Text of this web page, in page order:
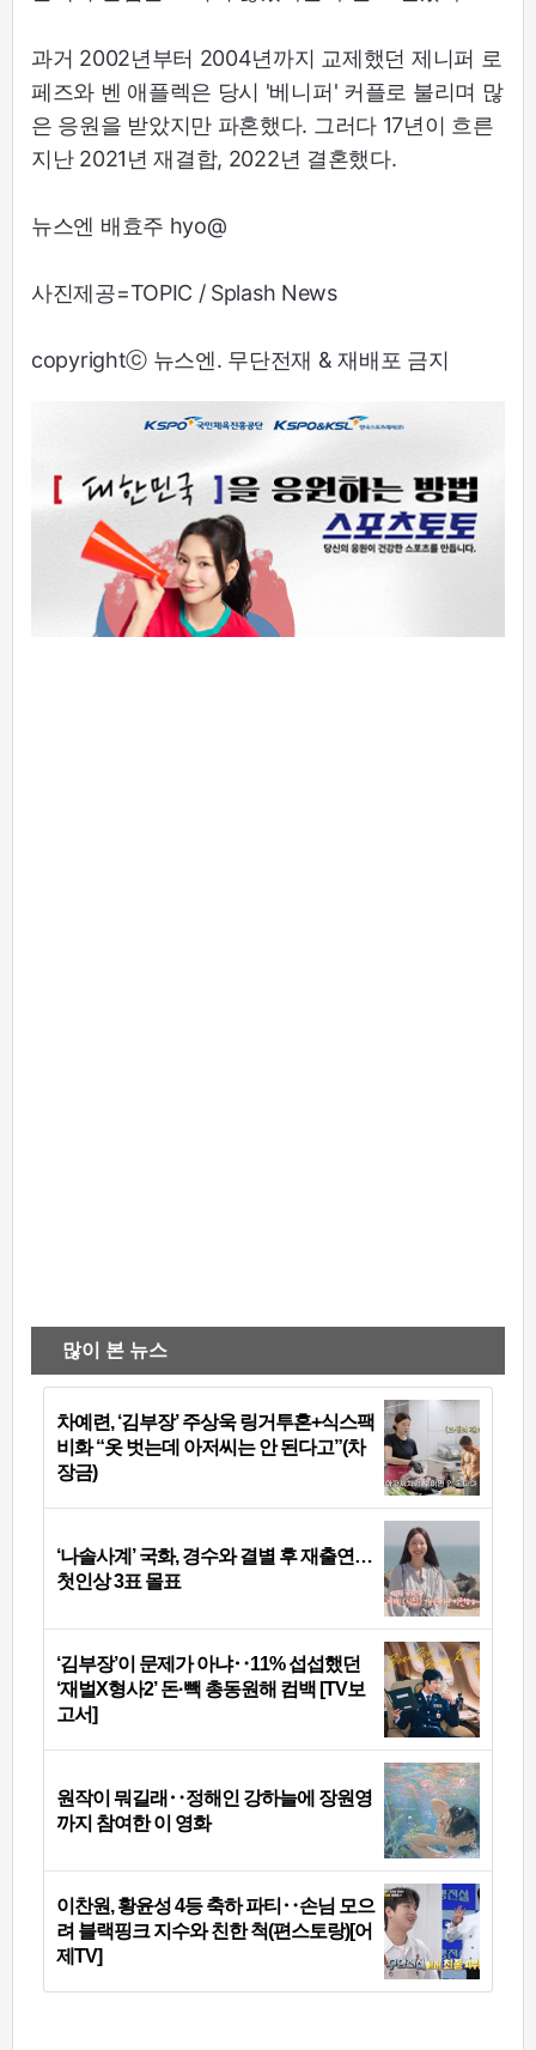
과거 2002년부터 2004년까지 교제했던 제니퍼 로
페즈와 벤 애플렉은 당시 '베니퍼' 커플로 불리며 많
은 응원을 받았지만 파혼했다. 그러다 17년이 흐른
지난 2021년 재결합, 2022년 결혼했다.
뉴스엔 배효주 hyo@
사진제공=TOPIC / Splash News
copyrightⓒ 뉴스엔. 무단전재 & 재배포 금지
많이 본 뉴스
차예련, ‘김부장’ 주상욱 링거투혼+식스팩
비화 “옷 벗는데 아저씨는 안 된다고”(차
장금)
‘나솔사계’ 국화, 경수와 결별 후 재출연…
첫인상 3표 몰표
‘김부장’이 문제가 아냐‥11% 섭섭했던
‘재벌X형사2’ 돈·빽 총동원해 컴백 [TV보
고서]
원작이 뭐길래‥정해인 강하늘에 장원영
까지 참여한 이 영화
이찬원, 황윤성 4등 축하 파티‥손님 모으
려 블랙핑크 지수와 친한 척(편스토랑)[어
제TV]